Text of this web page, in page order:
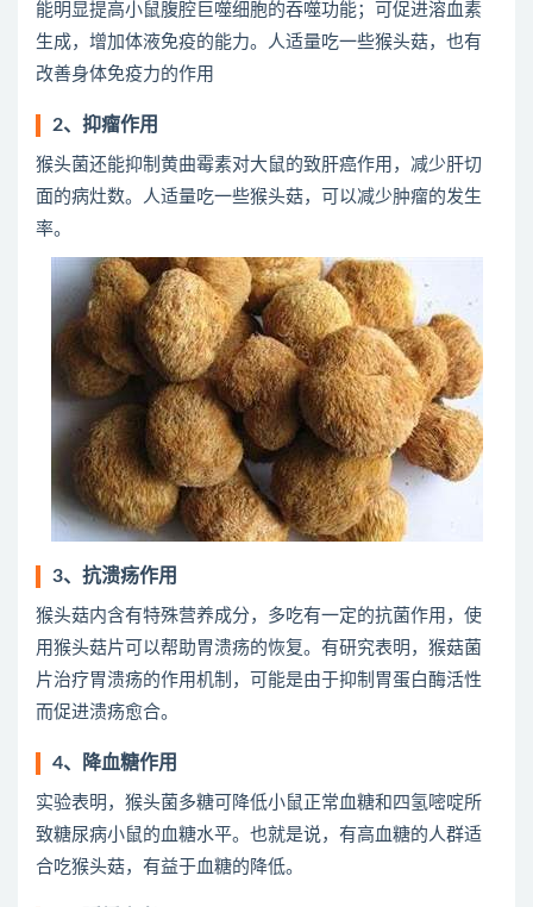
能明显提高小鼠腹腔巨噬细胞的吞噬功能；可促进溶血素
生成，增加体液免疫的能力。人适量吃一些猴头菇，也有
改善身体免疫力的作用
2、抑瘤作用
猴头菌还能抑制黄曲霉素对大鼠的致肝癌作用，减少肝切
面的病灶数。人适量吃一些猴头菇，可以减少肿瘤的发生
率。
3、抗溃疡作用
猴头菇内含有特殊营养成分，多吃有一定的抗菌作用，使
用猴头菇片可以帮助胃溃疡的恢复。有研究表明，猴菇菌
片治疗胃溃疡的作用机制，可能是由于抑制胃蛋白酶活性
而促进溃疡愈合。
4、降血糖作用
实验表明，猴头菌多糖可降低小鼠正常血糖和四氢嘧啶所
致糖尿病小鼠的血糖水平。也就是说，有高血糖的人群适
合吃猴头菇，有益于血糖的降低。